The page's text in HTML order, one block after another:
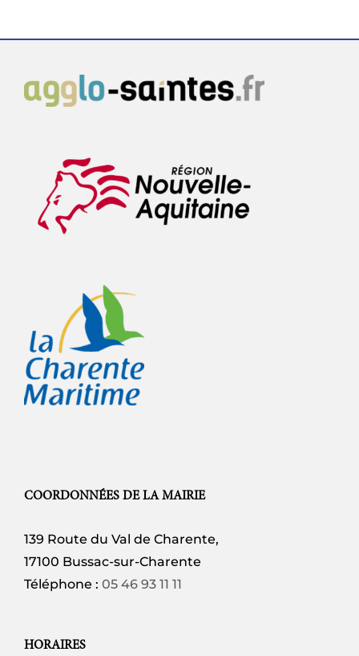
COORDONNÉES DE LA MAIRIE
139 Route du Val de Charente,
17100 Bussac-sur-Charente
Téléphone : 05 46 93 11 11
HORAIRES